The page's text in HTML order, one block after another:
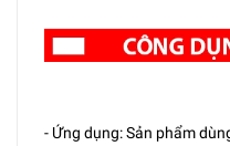
- Ứng dụng: Sản phẩm